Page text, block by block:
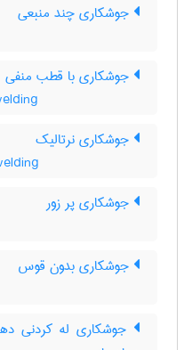
جوشکاری چند منبعی
جوشکاری با قطب منفی
جوشکاری نرتالیک
جوشکاری پر زور
جوشکاری بدون قوس
جوشکاری له کردنی